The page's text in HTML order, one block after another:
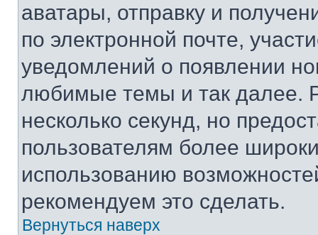
аватары, отправку и
по электронной почте,
уведомлений о появлении
любимые темы и так далее.
несколько секунд, но
пользователям более
использованию
рекомендуем это сделать.
Вернуться наверх